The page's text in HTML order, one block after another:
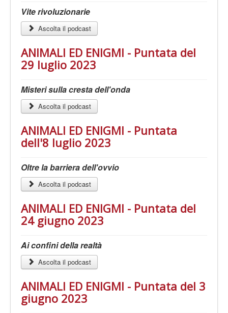
Vite rivoluzionarie
Ascolta il podcast
ANIMALI ED ENIGMI - Puntata del
29 luglio 2023
Misteri sulla cresta dell'onda
Ascolta il podcast
ANIMALI ED ENIGMI - Puntata
dell'8 luglio 2023
Oltre la barriera dell'ovvio
Ascolta il podcast
ANIMALI ED ENIGMI - Puntata del
24 giugno 2023
Ai confini della realtà
Ascolta il podcast
ANIMALI ED ENIGMI - Puntata del 3
giugno 2023